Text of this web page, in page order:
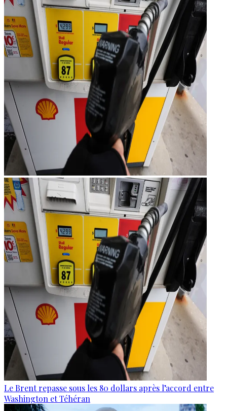
Le Brent repasse sous les 80 dollars après l’accord entre
Washington et Téhéran